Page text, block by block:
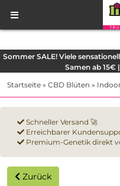
Sommer SALE! Viele
Samen ab 15€
Startseite » CBD Blüten »
Schneller Versand 🚀
Erreichbarer
Premium-Genetik direkt
Zurück